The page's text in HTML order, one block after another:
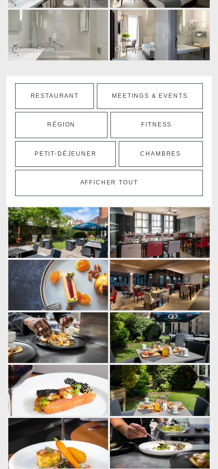
Charming Double Charming Double
RESTAURANT MEETINGS & EVENTS
RÉGION FITNESS
PETIT-DÉJEUNER CHAMBRES
AFFICHER TOUT
réclamation auprès d'une autorité de
de données à caractère personnel ne
vigueur.